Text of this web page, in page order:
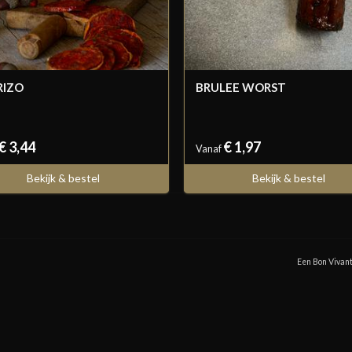
3,44
Bekijk & bestel
BRULEE WORST
Vanaf € 1,97
Bekijk & bestel
Een Bon